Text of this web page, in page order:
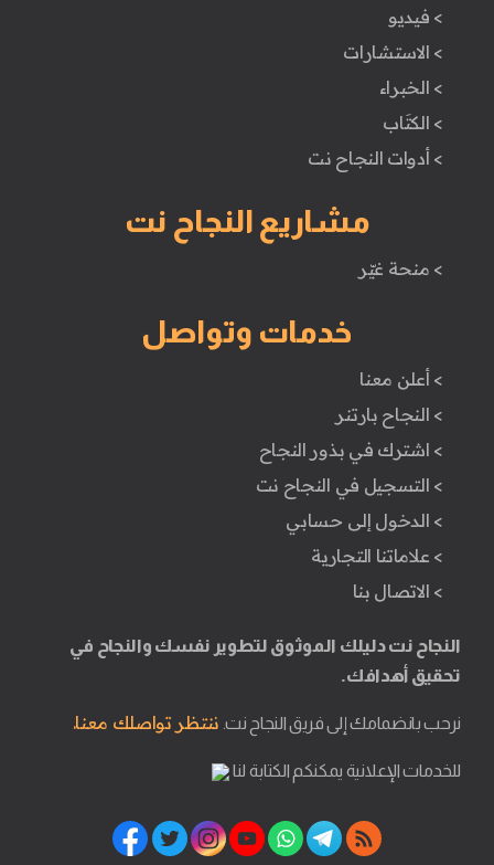
> فيديو
> الاستشارات
> الخبراء
> الكتَاب
> أدوات النجاح نت
مشاريع النجاح نت
> منحة غيّر
خدمات وتواصل
> أعلن معنا
> النجاح بارتنر
> اشترك في بذور النجاح
> التسجيل في النجاح نت
> الدخول إلى حسابي
> علاماتنا التجارية
> الاتصال بنا
النجاح نت دليلك الموثوق لتطوير نفسك والنجاح في
تحقيق أهدافك.
نرحب بانضمامك إلى فريق النجاح نت. ننتظر تواصلك معنا.
للخدمات الإعلانية يمكنكم الكتابة لنا